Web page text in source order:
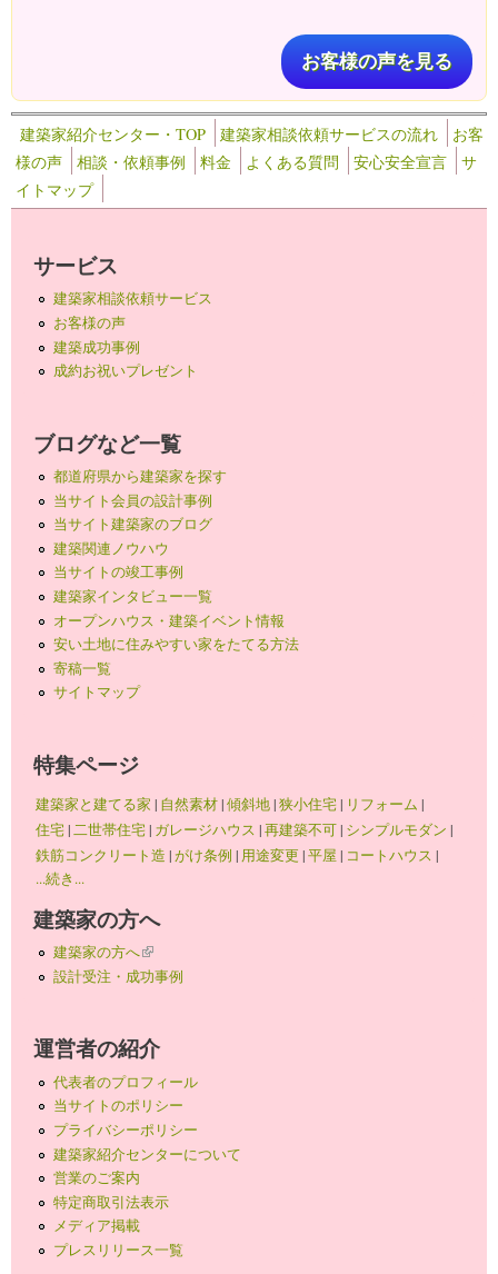
お客様の声を見る
建築家紹介センター・TOP 建築家相談依頼サービスの流れ
お客
様の声
相談・依頼事例 料金 よくある質問 安心安全宣言
サ
イトマップ
サービス
建築家相談依頼サービス
お客様の声
建築成功事例
成約お祝いプレゼント
ブログなど一覧
都道府県から建築家を探す
当サイト会員の設計事例
当サイト建築家のブログ
建築関連ノウハウ
当サイトの竣工事例
建築家インタビュー一覧
オープンハウス・建築イベント情報
安い土地に住みやすい家をたてる方法
寄稿一覧
サイトマップ
特集ページ
建築家と建てる家 | 自然素材|傾斜地|狭小住宅| リフォーム |
住宅|二世帯住宅| ガレージハウス |再建築不可| シンプルモダン |
鉄筋コンクリート造 |がけ条例 | 用途変更 |平屋 | コートハウス |
...続き...
建築家の方へ
建築家の方へ(link is external)
設計受注・成功事例
運営者の紹介
代表者のプロフィール
当サイトのポリシー
プライバシーポリシー
建築家紹介センターについて
営業のご案内
特定商取引法表示
メディア掲載
プレスリリース一覧